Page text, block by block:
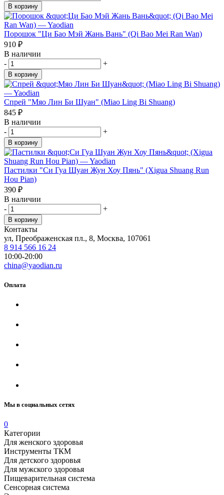
В корзину
Порошок "Ци Бао Мэй Жань Вань" (Qi Bao Mei Ran Wan)
910 ₽
В наличии
-
+
В корзину
Спрей "Мяо Лин Би Шуан" (Miao Ling Bi Shuang)
845 ₽
В наличии
-
+
В корзину
Пастилки "Си Гуа Шуан Жун Хоу Пянь" (Xigua Shuang Run
Hou Pian)
390 ₽
В наличии
-
+
В корзину
Контакты
ул, Преображенская пл., 8, Москва, 107061
8 914 566 16 24
10:00-20:00
china@yaodian.ru
Оплата
Мы в социальных сетях
0
Категории
Для женского здоровья
Инструменты ТКМ
Для детского здоровья
Для мужского здоровья
Пищеварительная система
Сенсорная система